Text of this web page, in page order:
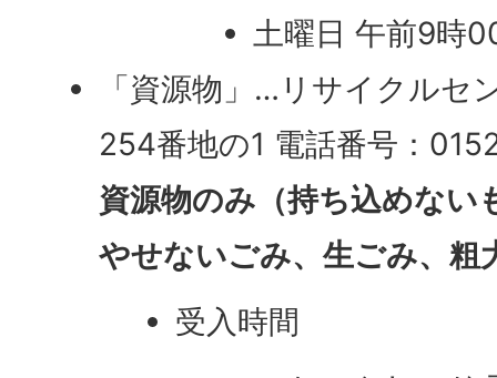
土曜日 午前9時
「資源物」…リサイクルセ
254番地の1 電話番号：
資源物のみ（持ち込めない
やせないごみ、生ごみ、粗
受入時間